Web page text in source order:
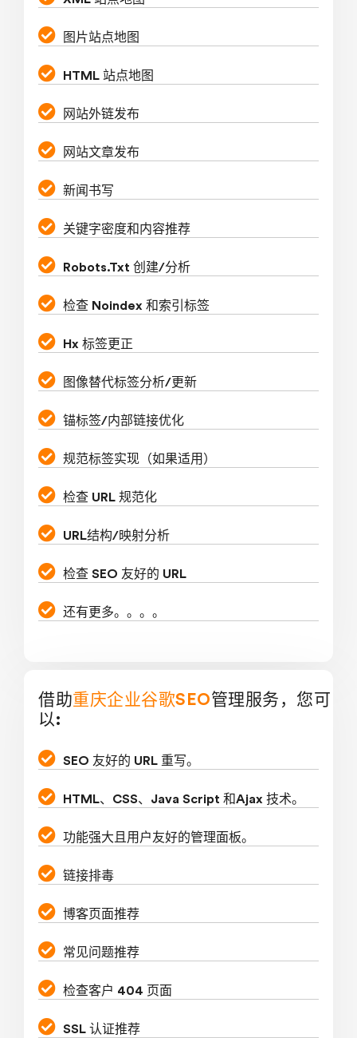
图片站点地图
HTML 站点地图
网站外链发布
网站文章发布
新闻书写
关键字密度和内容推荐
Robots.Txt 创建/分析
检查 Noindex 和索引标签
Hx 标签更正
图像替代标签分析/更新
锚标签/内部链接优化
规范标签实现（如果适用）
检查 URL 规范化
URL结构/映射分析
检查 SEO 友好的 URL
还有更多。。。。
借助重庆企业谷歌SEO管理服务，您可
以:
SEO 友好的 URL 重写。
HTML、CSS、Java Script 和Ajax 技术。
功能强大且用户友好的管理面板。
链接排毒
博客页面推荐
常见问题推荐
检查客户 404 页面
SSL 认证推荐